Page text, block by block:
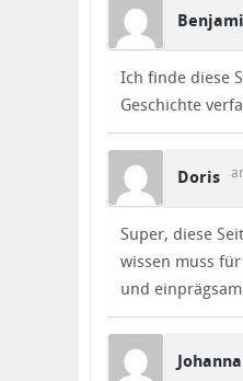
Ich finde diese
Geschichte
Doris
Super, diese
wissen muss
und
Johanna